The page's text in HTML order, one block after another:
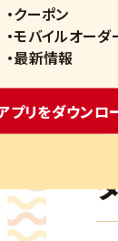
会社概要 採
・クーポン
・モバイルオーダ
・最新情報
プリをダウンロ